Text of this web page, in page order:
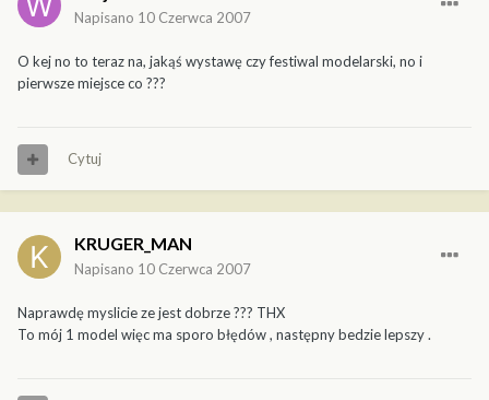
Napisano 10 Czerwca 2007
O kej no to teraz na, jakąś wystawę czy festiwal modelarski, no i
pierwsze miejsce co ???
Cytuj
KRUGER_MAN
Napisano 10 Czerwca 2007
Naprawdę myslicie ze jest dobrze ??? THX
To mój 1 model więc ma sporo błędów , następny bedzie lepszy .